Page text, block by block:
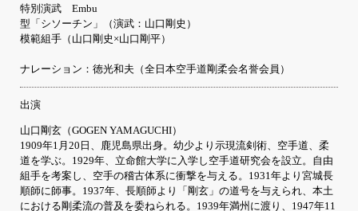
特別演武 Embu
型「シソーチン」（演武：山口剛史）
模範組手（山口剛史×山口剛平）
ナレーション：徳光和夫（全日本空手道剛柔会名誉会員）
出演
山口剛玄（GOGEN YAMAGUCHI）
1909年1月20日、鹿児島県出身。幼少より示現流剣術、空手道、柔
道を学ぶ。1929年、立命館大学に入学し空手道研究会を設立。自由
組手を考案し、空手の稽古体系に衝撃を与える。1931年より宮城長
順師に師事。1937年、長順師より「剛玄」の道号を与えられ、本土
における剛柔流の普及を委ねられる。1939年満州に渡り、1947年11